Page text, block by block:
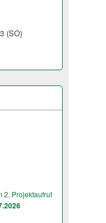
(SO)
2. Projektaufruf